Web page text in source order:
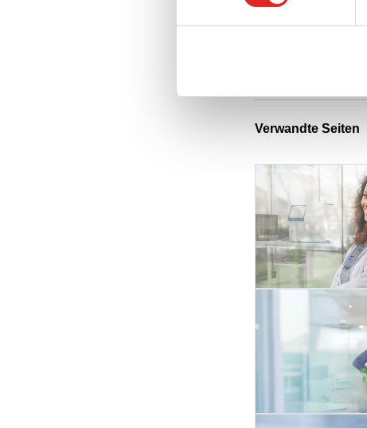
Verwandte Seiten